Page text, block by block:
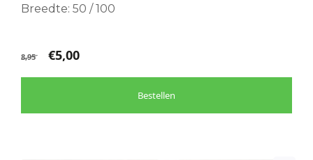
Breedte: 50 / 100
8,95 €5,00
Bestellen